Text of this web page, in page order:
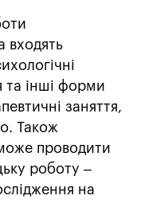
входять
та інші форми
заняття,
Також
проводити
роботу –
на